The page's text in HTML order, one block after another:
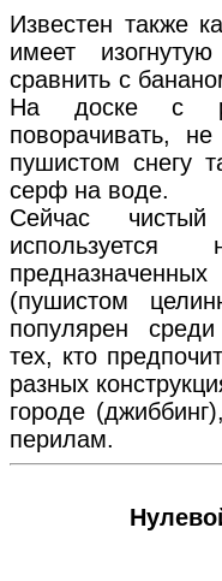
Известен также
имеет
сравнить с
На доске с
поворачивать,
пушистом снегу
серф на воде.
Сейчас
(пушистом
популярен
тех, кто
разных
городе
перилам.